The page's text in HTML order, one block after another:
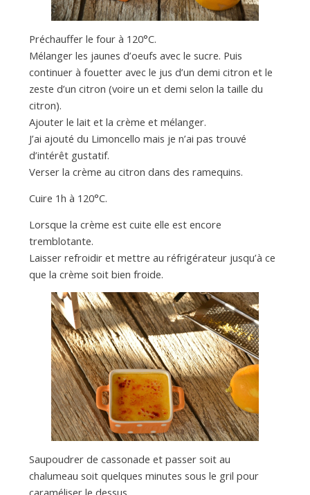
Préchauffer le four à 120°C.
Mélanger les jaunes d’oeufs avec le sucre. Puis
continuer à fouetter avec le jus d’un demi citron et le
zeste d’un citron (voire un et demi selon la taille du
citron).
Ajouter le lait et la crème et mélanger.
J’ai ajouté du Limoncello mais je n’ai pas trouvé
d’intérêt gustatif.
Verser la crème au citron dans des ramequins.
Cuire 1h à 120°C.
Lorsque la crème est cuite elle est encore
tremblotante.
Laisser refroidir et mettre au réfrigérateur jusqu’à ce
que la crème soit bien froide.
Saupoudrer de cassonade et passer soit au
chalumeau soit quelques minutes sous le gril pour
caraméliser le dessus.